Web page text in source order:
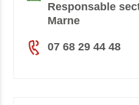
Responsable
Marne
07 68 29 44 48